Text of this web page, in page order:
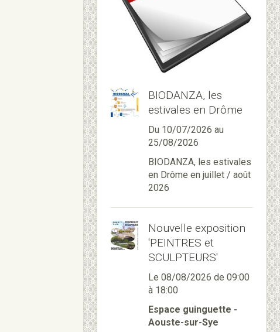
BIODANZA, les
estivales en Drôme
Du 10/07/2026 au
25/08/2026
BIODANZA, les estivales
en Drôme en juillet / août
2026
Nouvelle exposition
'PEINTRES et
SCULPTEURS'
Le 08/08/2026 de 09:00
à 18:00
Espace guinguette -
Aouste-sur-Sye